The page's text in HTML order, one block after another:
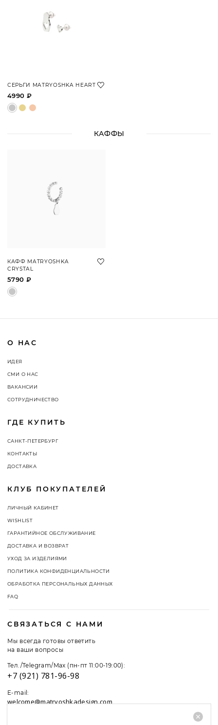
СЕРЬГИ MATRYOSHKA HEART
4990 ₽
КАФФЫ
КАФФ MATRYOSHKA
CRYSTAL
5790 ₽
О НАС
ИДЕЯ
СМИ О НАС
ВАКАНСИИ
СОТРУДНИЧЕСТВО
ГДЕ КУПИТЬ
САНКТ-ПЕТЕРБУРГ
КОНТАКТЫ
ДОСТАВКА
КЛУБ ПОКУПАТЕЛЕЙ
ЛИЧНЫЙ КАБИНЕТ
WISHLIST
ГАРАНТИЙНОЕ ОБСЛУЖИВАНИЕ
ДОСТАВКА И ВОЗВРАТ
УХОД ЗА ИЗДЕЛИЯМИ
ПОЛИТИКА КОНФИДЕНЦИАЛЬНОСТИ
ОБРАБОТКА ПЕРСОНАЛЬНЫХ ДАННЫХ
FAQ
СВЯЗАТЬСЯ С НАМИ
Мы всегда готовы ответить
на ваши вопросы
Тел./Telegram/Max (пн-пт 11:00-19:00):
+7 (921) 781-96-98
E-mail:
welcome@matryoshkadesign.com